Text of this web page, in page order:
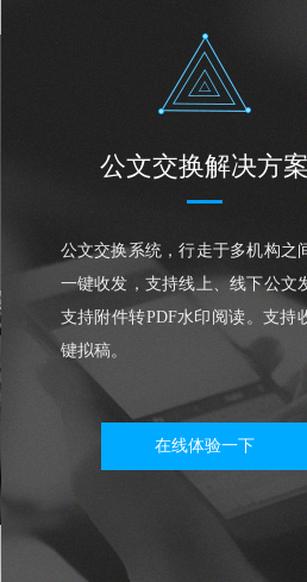
公文交换解决方案
公文交换系统，行走于多机构之
一键收发，支持线上、线下公文
支持附件转PDF水印阅读。支持
键拟稿。
在线体验一下